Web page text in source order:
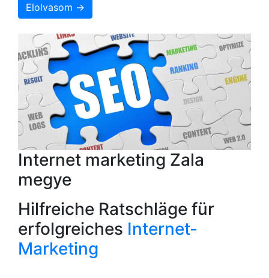
Elolvasom →
Internet marketing Zala
megye
Hilfreiche Ratschläge für
erfolgreiches Internet-
Marketing